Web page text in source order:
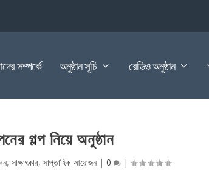
সম্পর্কে অনুষ্ঠান সূচি রেডিও অনুষ্ঠান
গল্প নিয়ে অনুষ্ঠান
, সাক্ষাৎকার, সাপ্তাহিক আয়োজন| 0 |